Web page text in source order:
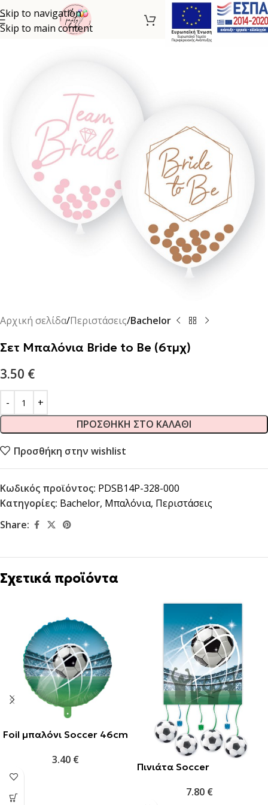
Skip to navigation
Skip to main content
Αρχική σελίδα Περιστάσεις Bachelor
Σετ Μπαλόνια Bride to Be (6τμχ)
3.50 €
ΠΡΟΣΘΉΚΗ ΣΤΟ ΚΑΛΆΘΙ
Προσθήκη στην wishlist
Κωδικός προϊόντος: PDSB14P-328-000
Κατηγορίες: Bachelor, Μπαλόνια, Περιστάσεις
Share:
Σχετικά προϊόντα
Foil μπαλόνι Soccer 46cm
3.40 €
Πινιάτα Soccer
7.80 €